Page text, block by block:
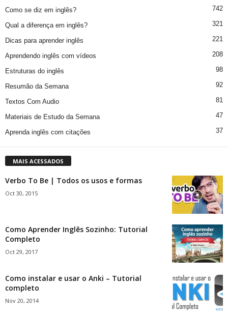
Como se diz em inglês? 742
Qual a diferença em inglês? 321
Dicas para aprender inglês 221
Aprendendo inglês com vídeos 208
Estruturas do inglês 98
Resumão da Semana 92
Textos Com Audio 81
Materiais de Estudo da Semana 47
Aprenda inglês com citações 37
MAIS ACESSADOS
Verbo To Be | Todos os usos e formas
Oct 30, 2015
Como Aprender Inglês Sozinho: Tutorial
Completo
Oct 29, 2017
Como instalar e usar o Anki – Tutorial
completo
Nov 20, 2014